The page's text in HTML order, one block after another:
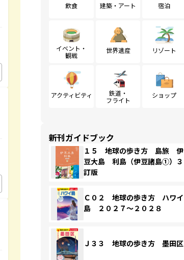
飲食 建築・アート 宿泊
イベント・
観戦
世界遺産 リゾート
アクティビティ
鉄道・
フライト
ショップ
新刊ガイドブック
１５ 地球の歩き方 島旅 伊
豆大島 利島（伊豆諸島①）３
訂版
Ｃ０２ 地球の歩き方 ハワイ
島 ２０２７～２０２８
Ｊ３３ 地球の歩き方 墨田区